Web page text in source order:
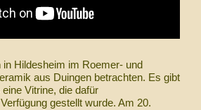
Hildesheim im Roemer- und
aus Duingen betrachten. Es gibt
Vitrine, die dafür
gestellt wurde. Am 20.